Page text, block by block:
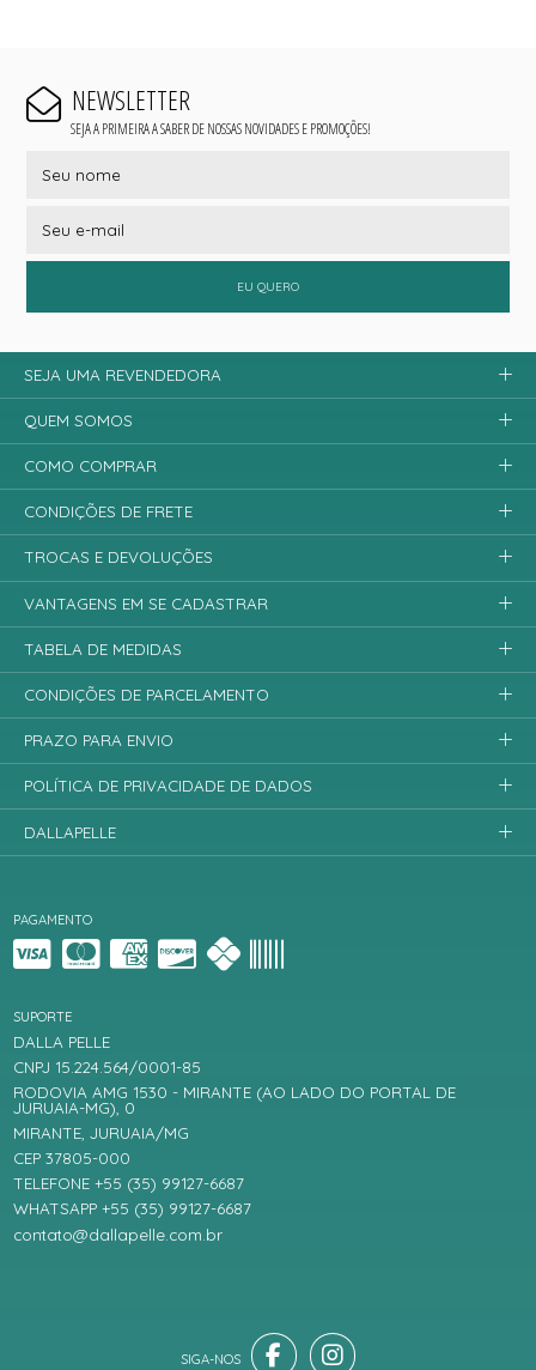
NEWSLETTER
SEJA A PRIMEIRA A SABER DE NOSSAS NOVIDADES E PROMOÇÕES!
EU QUERO
PAGAMENTO
SUPORTE
DALLA PELLE
CNPJ 15.224.564/0001-85
RODOVIA AMG 1530 - MIRANTE (AO LADO DO PORTAL DE
JURUAIA-MG), 0
MIRANTE, JURUAIA/MG
CEP 37805-000
TELEFONE +55 (35) 99127-6687
WHATSAPP +55 (35) 99127-6687
contato@dallapelle.com.br
SEJA UMA REVENDEDORA
QUEM SOMOS
COMO COMPRAR
CONDIÇÕES DE FRETE
TROCAS E DEVOLUÇÕES
VANTAGENS EM SE CADASTRAR
TABELA DE MEDIDAS
CONDIÇÕES DE PARCELAMENTO
PRAZO PARA ENVIO
POLÍTICA DE PRIVACIDADE DE DADOS
DALLAPELLE